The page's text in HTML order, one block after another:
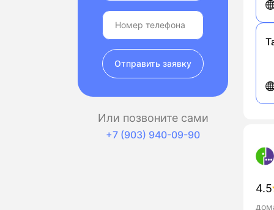
4.5
Отправить заявку
Или позвоните сами
+7 (903) 940-09-90